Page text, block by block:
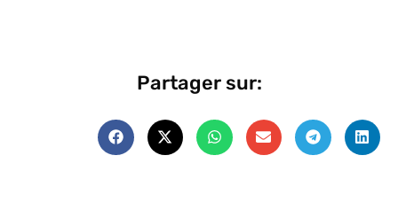
Partager sur: